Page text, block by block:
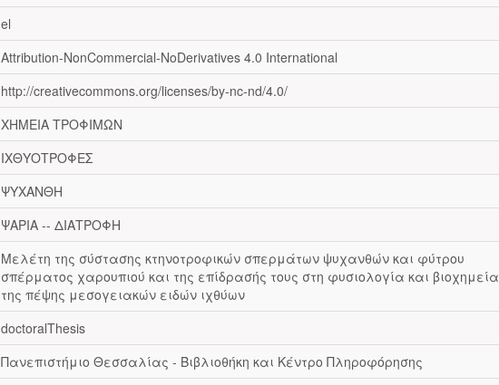
el
Attribution-NonCommercial-NoDerivatives 4.0 International
http://creativecommons.org/licenses/by-nc-nd/4.0/
ΧΗΜΕΙΑ ΤΡΟΦΙΜΩΝ
ΙΧΘΥΟΤΡΟΦΕΣ
ΨΥΧΑΝΘΗ
ΨΑΡΙΑ -- ΔΙΑΤΡΟΦΗ
Μελέτη της σύστασης κτηνοτροφικών σπερμάτων ψυχανθών και φύτρου
σπέρματος χαρουπιού και της επίδρασής τους στη φυσιολογία και βιοχημεία
της πέψης μεσογειακών ειδών ιχθύων
doctoralThesis
Πανεπιστήμιο Θεσσαλίας - Βιβλιοθήκη και Κέντρο Πληροφόρησης